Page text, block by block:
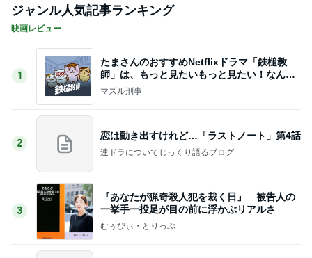
ジャンル人気記事ランキング
映画レビュー
1
たまさんのおすすめNetflixドラマ「鉄槌教
師」は、もっと見たいもっと見たい！なんで1
0話完？
マズル刑事
2
恋は動き出すけれど…「ラストノート」第4話
連ドラについてじっくり語るブログ
3
『あなたが猟奇殺人犯を裁く日』 被告人の
一挙手一投足が目の前に浮かぶリアルさ
むぅびぃ・とりっぷ